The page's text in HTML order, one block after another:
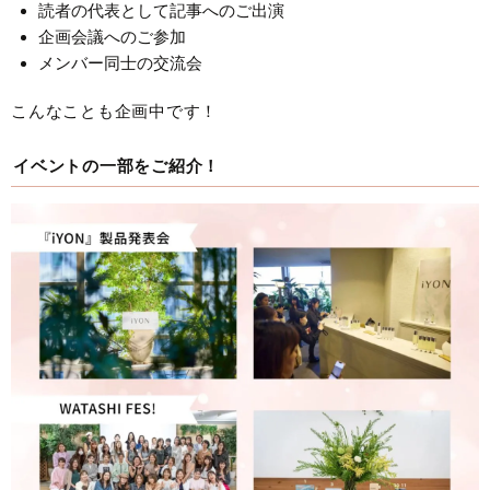
読者の代表として記事へのご出演
企画会議へのご参加
メンバー同士の交流会
こんなことも企画中です！
イベントの一部をご紹介！